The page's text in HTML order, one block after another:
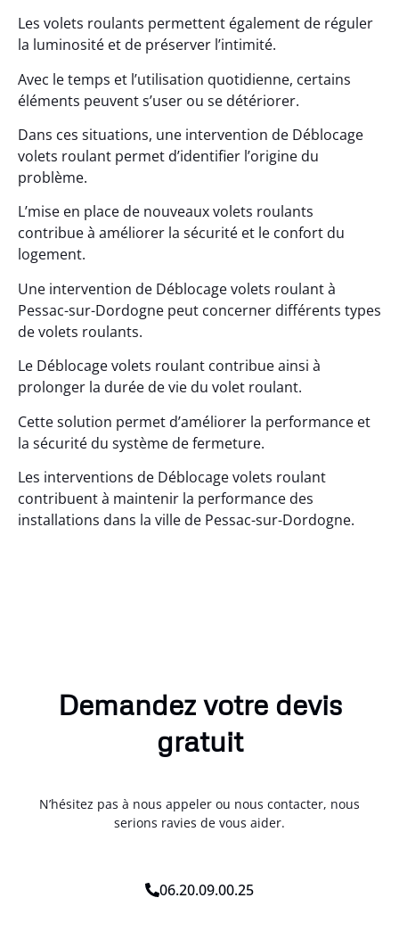
Les volets roulants permettent également de réguler
la luminosité et de préserver l’intimité.
Avec le temps et l’utilisation quotidienne, certains
éléments peuvent s’user ou se détériorer.
Dans ces situations, une intervention de Déblocage
volets roulant permet d’identifier l’origine du
problème.
L’mise en place de nouveaux volets roulants
contribue à améliorer la sécurité et le confort du
logement.
Une intervention de Déblocage volets roulant à
Pessac-sur-Dordogne peut concerner différents types
de volets roulants.
Le Déblocage volets roulant contribue ainsi à
prolonger la durée de vie du volet roulant.
Cette solution permet d’améliorer la performance et
la sécurité du système de fermeture.
Les interventions de Déblocage volets roulant
contribuent à maintenir la performance des
installations dans la ville de Pessac-sur-Dordogne.
Demandez votre devis
gratuit
N’hésitez pas à nous appeler ou nous contacter, nous
serions ravies de vous aider.
06.20.09.00.25